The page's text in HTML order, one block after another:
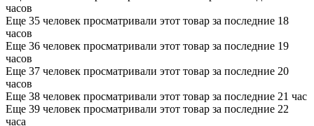
часов
Еще 35 человек просматривали этот товар за последние 18
часов
Еще 36 человек просматривали этот товар за последние 19
часов
Еще 37 человек просматривали этот товар за последние 20
часов
Еще 38 человек просматривали этот товар за последние 21 час
Еще 39 человек просматривали этот товар за последние 22
часа